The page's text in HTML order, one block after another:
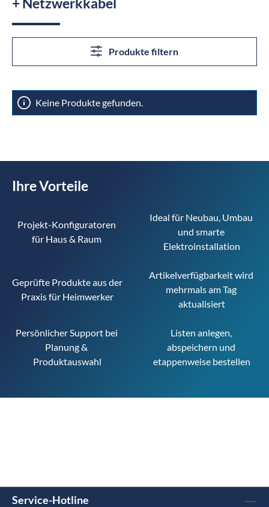
Produkte filtern
Keine Produkte gefunden.
Ihre Vorteile
Projekt-Konfiguratoren
für Haus & Raum
Ideal für Neubau, Umbau
und smarte
Elektroinstallation
Geprüfte Produkte aus der
Praxis für Heimwerker
Artikelverfügbarkeit wird
mehrmals am Tag
aktualisiert
Persönlicher Support bei
Planung &
Produktauswahl
Listen anlegen,
abspeichern und
etappenweise bestellen
Service-Hotline